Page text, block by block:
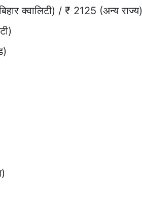
क्वालिटी) / ₹ 2125 (अन्य राज्य)